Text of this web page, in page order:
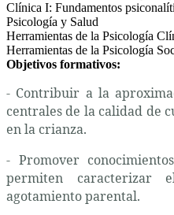
Clínica I: Fundamentos
Psicología y Salud
Herramientas de la Psicología
Herramientas de la Psicología
Objetivos formativos:
- Contribuir a la
centrales de la calidad de
en la crianza.
- Promover
permiten caracterizar
agotamiento parental.